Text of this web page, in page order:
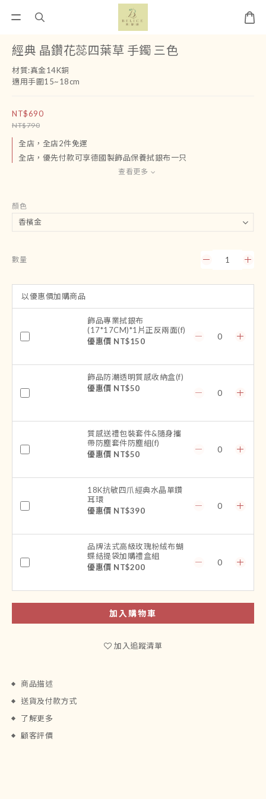
經典 晶鑽花蕊四葉草 手鐲 三色
材質:真金14K銅
適用手圍15~18cm
NT$690
NT$790
全店，全店2件免運
全店，優先付款可享德國製飾品保養拭銀布一只
查看更多
顏色
數量
以優惠價加購商品
飾品專業拭銀布
(17*17CM)*1片正反兩面(f)
優惠價 NT$150
飾品防潮透明質感收納盒(f)
優惠價 NT$50
質感送禮包裝套件&隨身攜
帶防塵套件防塵組(f)
優惠價 NT$50
18K抗敏四爪經典水晶單鑽
耳環
優惠價 NT$390
品牌法式高級玫瑰粉絨布蝴
蝶結提袋加購禮盒組
優惠價 NT$200
加入購物車
加入追蹤清單
商品描述
送貨及付款方式
了解更多
顧客評價